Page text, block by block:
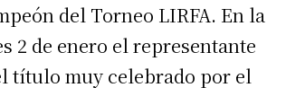
del Torneo LIRFA. En la
2 de enero el representante
título muy celebrado por el